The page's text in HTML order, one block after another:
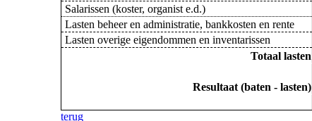
Salarissen (koster, organist e.d.)
Lasten beheer en administratie, bankkosten en rente
Lasten overige eigendommen en inventarissen
Totaal lasten
Resultaat (baten - lasten)
terug